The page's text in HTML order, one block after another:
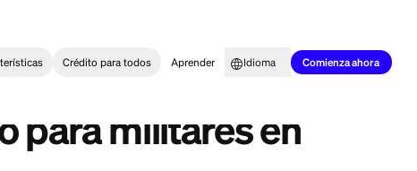
Características Crédito para todos Aprender
militares en servicio activo (2026)
para militares